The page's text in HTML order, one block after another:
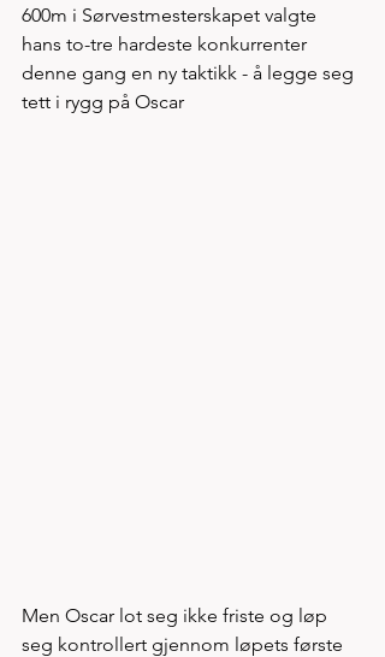
600m i Sørvestmesterskapet valgte
hans to-tre hardeste konkurrenter
denne gang en ny taktikk - å legge seg
tett i rygg på Oscar
Men Oscar lot seg ikke friste og løp
seg kontrollert gjennom løpets første